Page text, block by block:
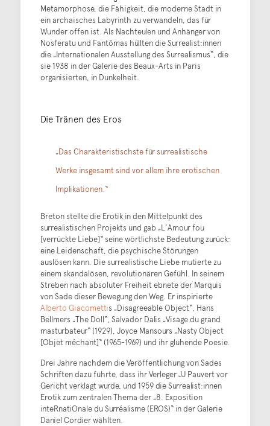
Metamorphose, die Fähigkeit, die moderne Stadt in
ein archaisches Labyrinth zu verwandeln, das für
Wunder offen ist. Als Nachteulen und Anhänger von
Nosferatu und Fantômas hüllten die Surrealist:innen
die „Internationalen Ausstellung des Surrealismus“, die
sie 1938 in der Galerie des Beaux-Arts in Paris
organisierten, in Dunkelheit.
Die Tränen des Eros
„Das Charakteristischste für surrealistische
Werke insgesamt sind vor allem ihre erotischen
Implikationen.“
Breton stellte die Erotik in den Mittelpunkt des
surrealistischen Projekts und gab „L’Amour fou
[verrückte Liebe]“ seine wörtlichste Bedeutung zurück:
eine Leidenschaft, die psychische Störungen
auslösen kann. Die surrealistische Liebe mutierte zu
einem skandalösen, revolutionären Gefühl. In seinem
Streben nach absoluter Freiheit ebnete der Marquis
von Sade dieser Bewegung den Weg. Er inspirierte
Alberto Giacomettis „Disagreeable Object“, Hans
Bellmers „The Doll“, Salvador Dalis „Visage du grand
masturbateur“ (1929), Joyce Mansours „Nasty Object
[Objet méchant]“ (1965-1969) und ihr glühende Poesie.
Drei Jahre nachdem die Veröffentlichung von Sades
Schriften dazu führte, dass ihr Verleger JJ Pauvert vor
Gericht verklagt wurde, und 1959 die Surrealist:innen
Erotik zum zentralen Thema der „8. Exposition
inteRnatiOnale du Surréalisme (EROS)“ in der Galerie
Daniel Cordier wählten.